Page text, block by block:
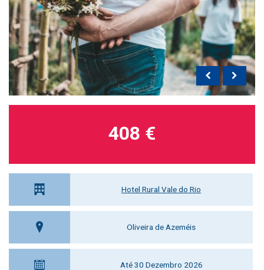
Hotel Rural Vale do Rio
Oliveira de Azeméis
Até 30 Dezembro 2026
408 €